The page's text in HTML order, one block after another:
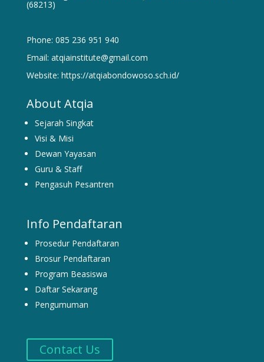
(68213)
Phone: 085 236 951 940
Email: atqiainstitute@gmail.com
Website: https://atqiabondowoso.sch.id/
About Atqia
Sejarah Singkat
Visi & Misi
Dewan Yayasan
Guru & Staff
Pengasuh Pesantren
Info Pendaftaran
Prosedur Pendaftaran
Brosur Pendaftaran
Program Beasiswa
Daftar Sekarang
Pengumuman
Contact Us